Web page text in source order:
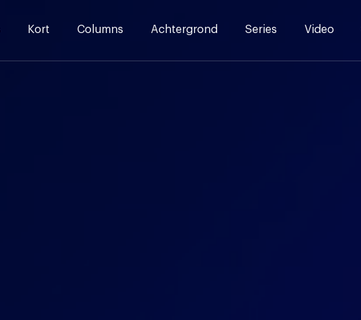
Kort Columns Achtergrond Series Video